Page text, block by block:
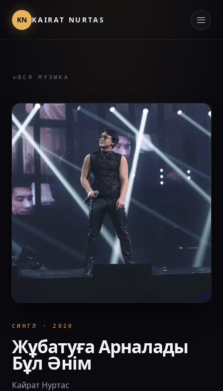
KN KAIRAT NURTAS
ВСЯ МУЗЫКА
СИНГЛ ·2020
Жұбатуға Арналады
Бұл Әнім
Кайрат Нуртас